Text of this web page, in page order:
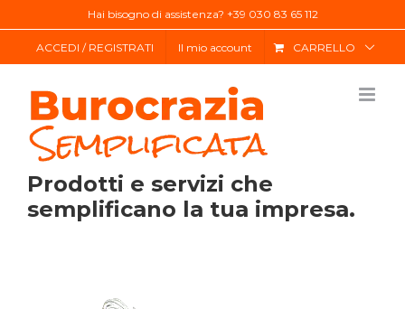
Hai bisogno di assistenza? +39 030 83 65 112
ACCEDI / REGISTRATI Il mio account CARRELLO
Prodotti e servizi che
semplificano la tua impresa.